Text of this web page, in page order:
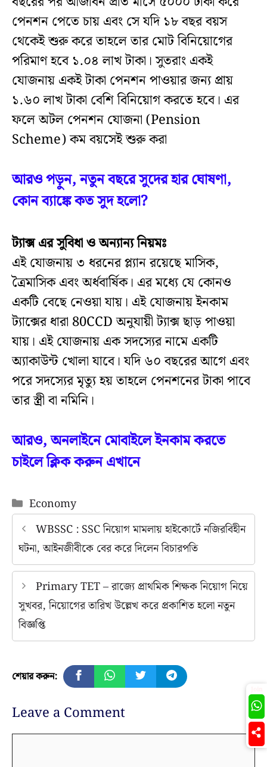
পেনশন পেতে চায় এবং সে যদি ১৮ বছর বয়স
থেকেই শুরু করে তাহলে তার মোট বিনিয়োগের
পরিমাণ হবে ১.০৪ লাখ টাকা। সুতরাং একই
যোজনায় একই টাকা পেনশন পাওয়ার জন্য প্রায়
১.৬০ লাখ টাকা বেশি বিনিয়োগ করতে হবে। এর
ফলে অটল পেনশন যোজনা (Pension
Scheme) কম বয়সেই শুরু করা
আরও পড়ুন, নতুন বছরে সুদের হার ঘোষণা,
কোন ব্যাঙ্কে কত সুদ হলো?
ট্যাক্স এর সুবিধা ও অন্যান্য নিয়মঃ
এই যোজনায় ৩ ধরনের প্ল্যান রয়েছে মাসিক,
ত্রৈমাসিক এবং অর্ধবার্ষিক। এর মধ্যে যে কোনও
একটি বেছে নেওয়া যায়। এই যোজনায় ইনকাম
ট্যাক্সের ধারা 80CCD অনুযায়ী ট্যাক্স ছাড় পাওয়া
যায়। এই যোজনায় এক সদস্যের নামে একটি
অ্যাকাউন্ট খোলা যাবে। যদি ৬০ বছরের আগে এবং
পরে সদস্যের মৃত্যু হয় তাহলে পেনশনের টাকা পাবে
তার স্ত্রী বা নমিনি।
আরও, অনলাইনে মোবাইলে ইনকাম করতে
চাইলে ক্লিক করুন এখানে
Categories
Economy
WBSSC : SSC নিয়োগ মামলায় হাইকোর্টে নজিরবিহীন
ঘটনা, আইনজীবীকে বের করে দিলেন বিচারপতি
Primary TET – রাজ্যে প্রাথমিক শিক্ষক নিয়োগ নিয়ে
সুখবর, নিয়োগের তারিখ উল্লেখ করে প্রকাশিত হলো নতুন
বিজ্ঞপ্তি
শেয়ার করুন:
Leave a Comment